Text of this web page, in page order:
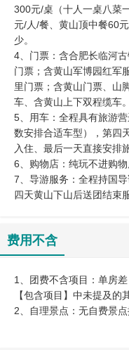
300元/桌（十人一桌八菜
元/人/餐、黄山顶中餐60
少。
4、门票：含合肥长临河
门票；含黄山军博园红军
里门票；含黄山门票、山
车、含黄山上下双程缆车。
5、用车：全程具有旅游
数安排合适车型），第四
入住、最后一天直接安排
6、购物店：纯玩不进购物
7、导游服务：全程持国
四天黄山下山后送团结束
费用不含
1、团费不含项目：单房
【包含项目】中未提及的
2、自理景点：无自费景点